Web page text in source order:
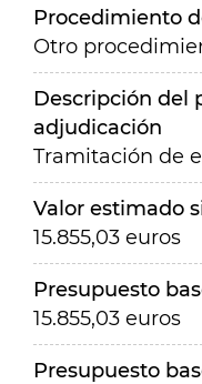
Procedimiento
Otro
Descripción del
adjudicación
Tramitación de
Valor estimado
15.855,03 euros
Presupuesto
15.855,03 euros
Presupuesto